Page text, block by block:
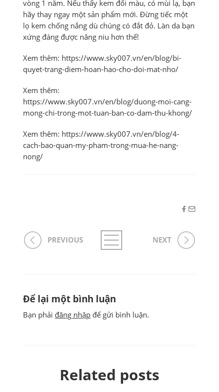
vòng 1 năm. Nếu thấy kem đổi màu, có mùi lạ, bạn
hãy thay ngay một sản phẩm mới. Đừng tiếc một
lọ kem chống nắng dù chúng có đắt đỏ. Làn da bạn
xứng đáng được nâng niu hơn thế!
Xem thêm: https://www.sky007.vn/en/blog/bi-
quyet-trang-diem-hoan-hao-cho-doi-mat-nho/
Xem thêm:
https://www.sky007.vn/en/blog/duong-moi-cang-
mong-chi-trong-mot-tuan-ban-co-dam-thu-khong/
Xem thêm: https://www.sky007.vn/en/blog/4-
cach-bao-quan-my-pham-trong-mua-he-nang-
nong/
PREVIOUS NEXT
Để lại một bình luận
Bạn phải đăng nhập để gửi bình luận.
Related posts